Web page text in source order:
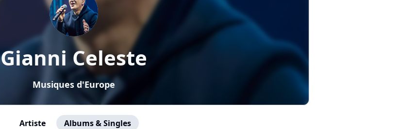
Gianni Celeste
Musiques d'Europe
Artiste Albums & Singles